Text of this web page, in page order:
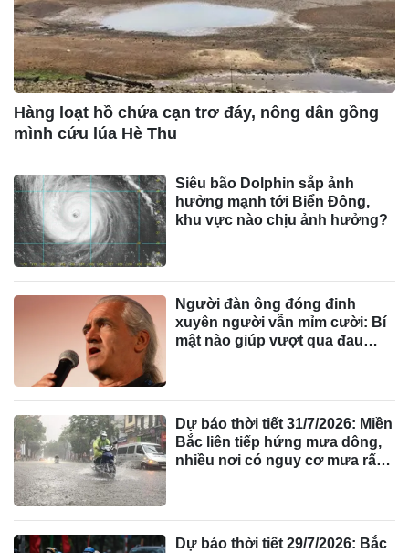
Hàng loạt hồ chứa cạn trơ đáy, nông dân gồng
mình cứu lúa Hè Thu
Siêu bão Dolphin sắp ảnh
hưởng mạnh tới Biển Đông,
khu vực nào chịu ảnh hưởng?
Người đàn ông đóng đinh
xuyên người vẫn mỉm cười: Bí
mật nào giúp vượt qua đau
Dự báo thời tiết 31/7/2026: Miền
Bắc liên tiếp hứng mưa dông,
nhiều nơi có nguy cơ mưa rất
Dự báo thời tiết 29/7/2026: Bắc